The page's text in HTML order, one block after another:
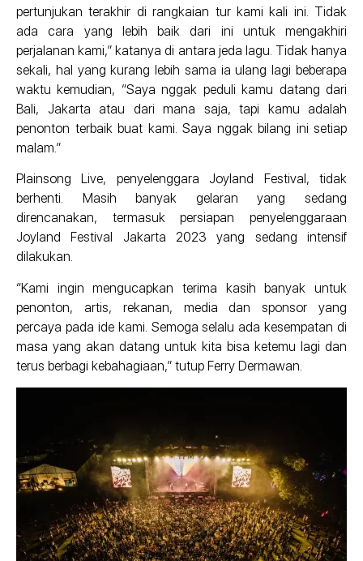
pertunjukan terakhir di rangkaian tur kami kali ini. Tidak
ada cara yang lebih baik dari ini untuk mengakhiri
perjalanan kami,” katanya di antara jeda lagu. Tidak hanya
sekali, hal yang kurang lebih sama ia ulang lagi beberapa
waktu kemudian, “Saya nggak peduli kamu datang dari
Bali, Jakarta atau dari mana saja, tapi kamu adalah
penonton terbaik buat kami. Saya nggak bilang ini setiap
malam.”
Plainsong Live, penyelenggara Joyland Festival, tidak
berhenti. Masih banyak gelaran yang sedang
direncanakan, termasuk persiapan penyelenggaraan
Joyland Festival Jakarta 2023 yang sedang intensif
dilakukan.
“Kami ingin mengucapkan terima kasih banyak untuk
penonton, artis, rekanan, media dan sponsor yang
percaya pada ide kami. Semoga selalu ada kesempatan di
masa yang akan datang untuk kita bisa ketemu lagi dan
terus berbagi kebahagiaan,” tutup Ferry Dermawan.